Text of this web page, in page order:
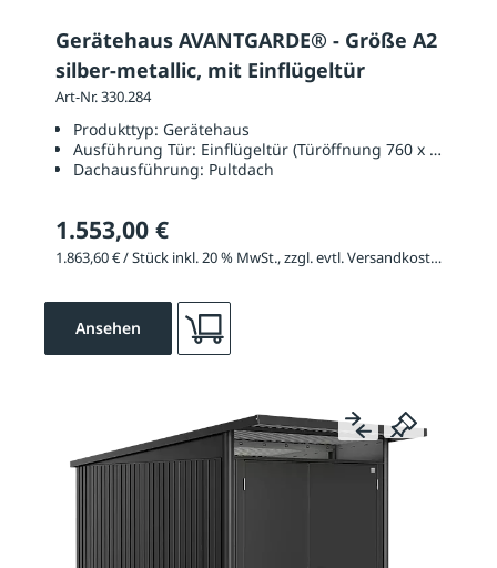
Gerätehaus AVANTGARDE® - Größe A2
silber-metallic, mit Einflügeltür
Art-Nr. 330.284
Produkttyp: Gerätehaus
Ausführung Tür: Einflügeltür (Türöffnung 760 x 1820
Dachausführung: Pultdach
1.553,00 €
1.863,60 € / Stück inkl. 20 % MwSt., zzgl. evtl. Versandkosten
Ansehen